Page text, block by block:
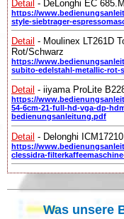
Detail - DeLonghi EC
https://
style-siebtrager-
Detail - Moulinex LT261D
Rot/Schwarz
https://
subito-edelstahl-metallic-rot-
Detail - iiyama ProLite
https://
54-6cm-21-full-hd-vga-dp-
bedienungsanleitung.pdf
Detail - Delonghi
https://
clessidra-
Was unsere